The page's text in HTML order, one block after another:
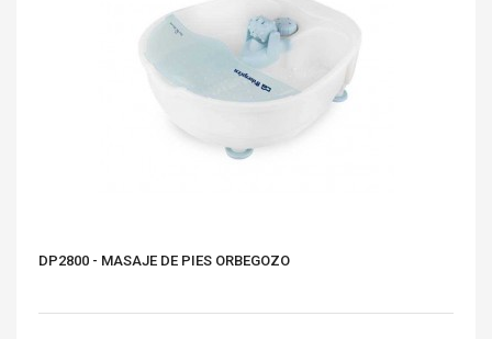
DP2800 - MASAJE DE PIES ORBEGOZO